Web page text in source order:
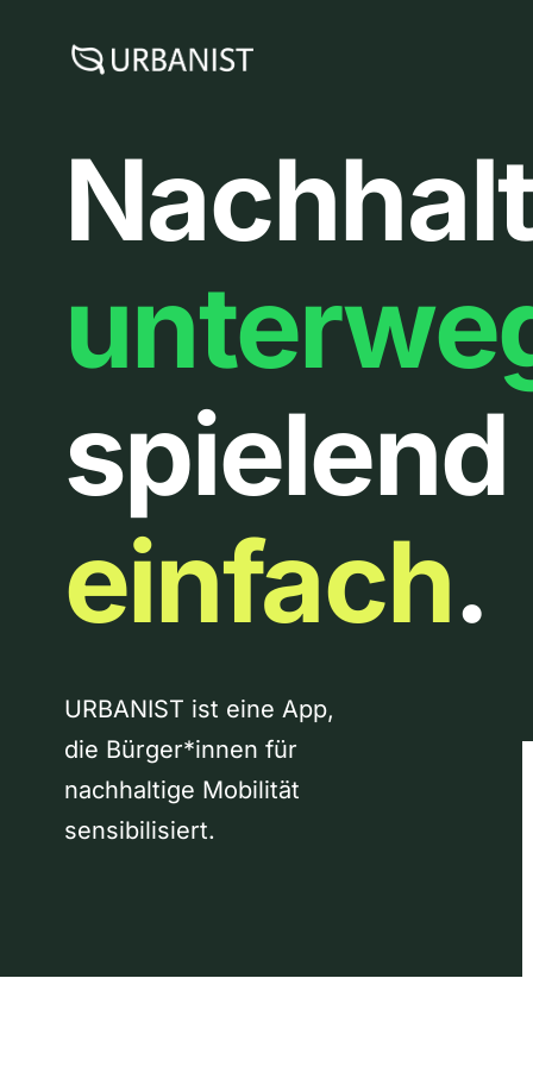
spielend
einfach.
URBANIST ist eine App,
die Bürger*innen für
nachhaltige Mobilität
sensibilisiert.